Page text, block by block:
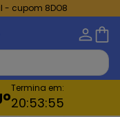
- cupom 8DO8
Termina em:
20:53:52